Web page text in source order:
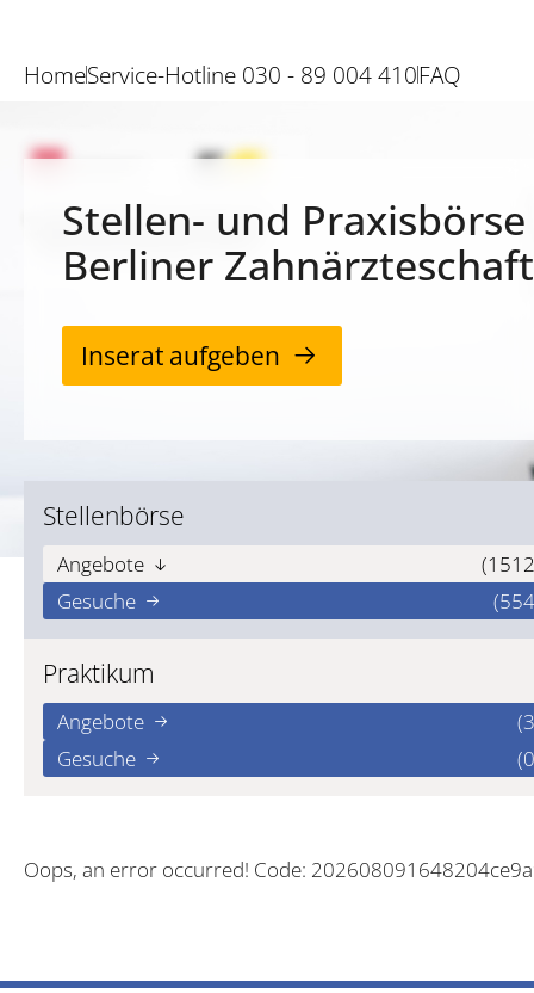
HomeService-Hotline 030 - 89 004 410FAQ
Stellen- und
Berliner Zahnärzteschaft
Inserat aufgeben
Stellenbörse
Angebote
Gesuche
Praktikum
Angebote
Gesuche
Oops, an error occurred! Code: